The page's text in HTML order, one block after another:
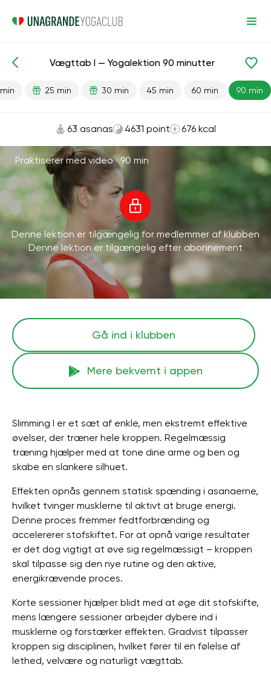
Færdiglavede lektioner Vægttab
Vægttab I — Yogalektion 90 minutter
25 min 30 min 45 min 60 min 90 min
63 asanas 4631 point 676 kcal
Praktiserer med video · 90 min
Denne lektion er tilgængelig for medlemmer af klubben
Denne lektion er tilgængelig efter abonnement
Gå ind i klubben
Mere bekvemt i appen
Slimming I er et sæt af enkle, men ekstremt effektive
øvelser, der træner hele kroppen. Regelmæssig
træning hjælper med at tone dine arme og ben og
skabe en slankere silhuet.
Effekten opnås gennem statisk spænding i asanaerne,
hvilket tvinger musklerne til aktivt at bruge energi.
Denne proces fremmer fedtforbrænding og
accelererer stofskiftet. For at opnå varige resultater
er det dog vigtigt at øve sig regelmæssigt – kroppen
skal tilpasse sig den nye rutine og den aktive,
energikrævende proces.
Korte sessioner hjælper blidt med at øge dit stofskifte,
mens længere sessioner arbejder dybere ind i
musklerne og forstærker effekten. Gradvist tilpasser
kroppen sig disciplinen, hvilket fører til en følelse af
lethed, velvære og naturligt vægttab.